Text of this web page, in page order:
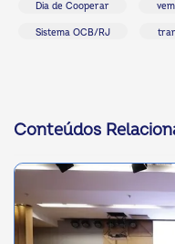
Dia de Cooperar
Sistema OCB/RJ
Conteúdos